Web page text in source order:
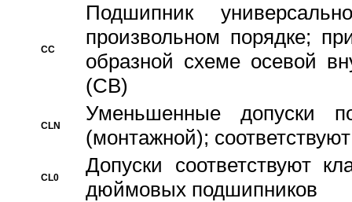
CC
Подшипник
произвольном порядке;
образной схеме осевой
(CB)
CLN
Уменьшенные
(монтажной);
CL0
Допуски соответствуют
дюймовых подшипников